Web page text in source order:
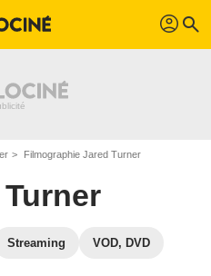
profil search
Filmographie Jared Turner
Streaming VOD, DVD